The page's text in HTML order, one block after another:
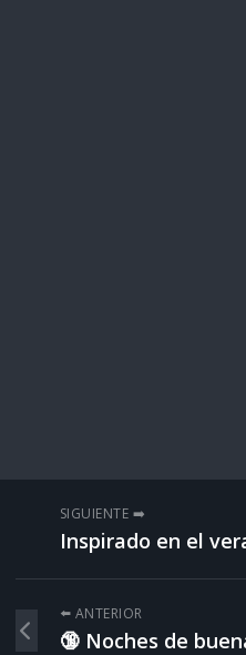
SIGUIENTE ➡️
Inspirado en el
⬅️ ANTERIOR
🔞 Noches de